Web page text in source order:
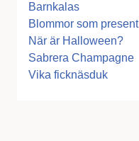
Barnkalas
Blommor som present
När är Halloween?
Sabrera Champagne
Vika ficknäsduk